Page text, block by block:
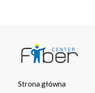
Strona główna